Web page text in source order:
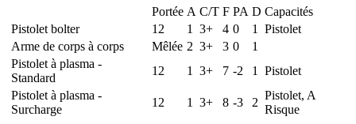
Portée A C/T F PA D Capacités
Pistolet bolter
12 1 3+ 4 0 1
Pistolet
Arme de corps à corps
Mêlée 2 3+ 3 0
1
Pistolet à plasma -
Standard
12 1 3+ 7 -2 1
Pistolet
Pistolet à plasma -
Surcharge
12 1 3+ 8 -3 2
Pistolet, A
Risque